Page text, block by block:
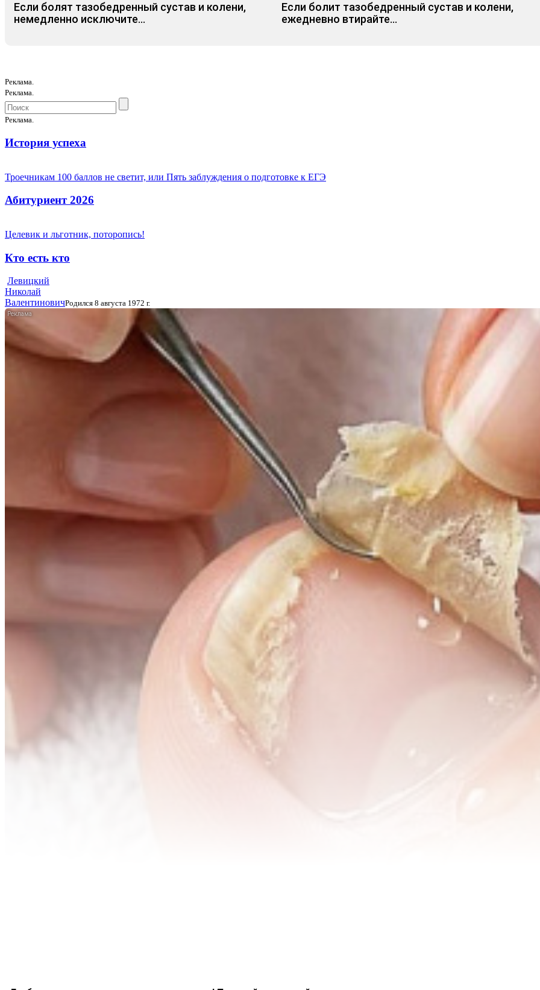
Если болят тазобедренный сустав и колени,
немедленно исключите...
Если болит тазобедренный сустав и колени,
ежедневно втирайте...
Реклама.
Реклама.
Реклама.
История успеха
Троечникам 100 баллов не светит, или Пять заблуждения о подготовке к ЕГЭ
Абитуриент 2026
Целевик и льготник, поторопись!
Кто есть кто
Левицкий
Николай
ВалентиновичРодился 8 августа 1972 г.